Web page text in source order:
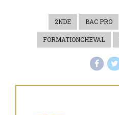
2NDE BAC PRO
FORMATIONCHEVAL